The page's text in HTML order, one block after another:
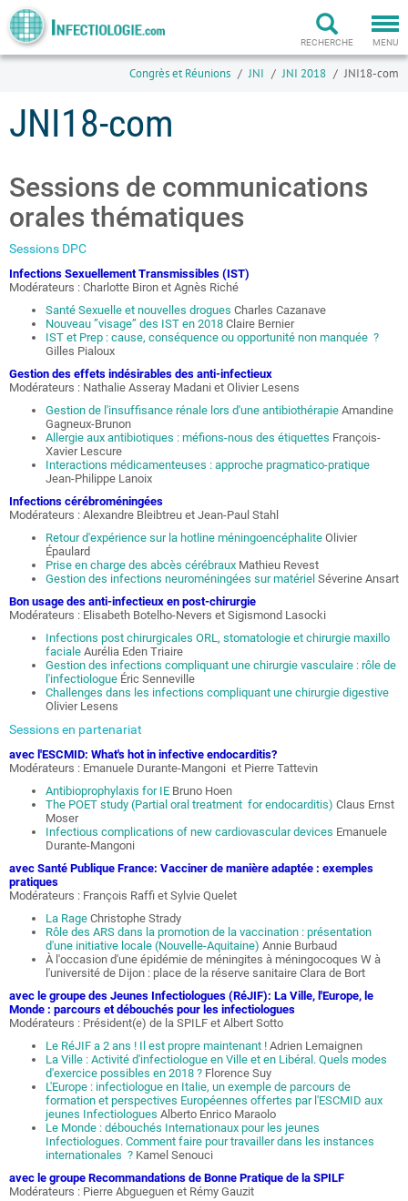
MENU
RECHERCHE
Congrès et Réunions JNI JNI 2018 JNI18-com
JNI18-com
Sessions de communications
orales thématiques
Sessions DPC
Infections Sexuellement Transmissibles (IST)
Modérateurs : Charlotte Biron et Agnès Riché
Santé Sexuelle et nouvelles drogues Charles Cazanave
Nouveau ”visage” des IST en 2018 Claire Bernier
IST et Prep : cause, conséquence ou opportunité non manquée ?
Gilles Pialoux
Gestion des effets indésirables des anti-infectieux
Modérateurs : Nathalie Asseray Madani et Olivier Lesens
Gestion de l'insuffisance rénale lors d'une antibiothérapie Amandine
Gagneux-Brunon
Allergie aux antibiotiques : méfions-nous des étiquettes François-
Xavier Lescure
Interactions médicamenteuses : approche pragmatico-pratique
Jean-Philippe Lanoix
Infections cérébroméningées
Modérateurs : Alexandre Bleibtreu et Jean-Paul Stahl
Retour d'expérience sur la hotline méningoencéphalite Olivier
Épaulard
Prise en charge des abcès cérébraux Mathieu Revest
Gestion des infections neuroméningées sur matériel Séverine Ansart
Bon usage des anti-infectieux en post-chirurgie
Modérateurs : Elisabeth Botelho-Nevers et Sigismond Lasocki
Infections post chirurgicales ORL, stomatologie et chirurgie maxillo
faciale Aurélia Eden Triaire
Gestion des infections compliquant une chirurgie vasculaire : rôle de
l'infectiologue Éric Senneville
Challenges dans les infections compliquant une chirurgie digestive
Olivier Lesens
Sessions en partenariat
avec l'ESCMID: What's hot in infective endocarditis?
Modérateurs : Emanuele Durante-Mangoni et Pierre Tattevin
Antibioprophylaxis for IE Bruno Hoen
The POET study (Partial oral treatment for endocarditis) Claus Ernst
Moser
Infectious complications of new cardiovascular devices Emanuele
Durante-Mangoni
avec Santé Publique France: Vacciner de manière adaptée : exemples
pratiques
Modérateurs : François Raffi et Sylvie Quelet
La Rage Christophe Strady
Rôle des ARS dans la promotion de la vaccination : présentation
d'une initiative locale (Nouvelle-Aquitaine) Annie Burbaud
À l'occasion d'une épidémie de méningites à méningocoques W à
l'université de Dijon : place de la réserve sanitaire Clara de Bort
avec le groupe des Jeunes Infectiologues (RéJIF): La Ville, l'Europe, le
Monde : parcours et débouchés pour les infectiologues
Modérateurs : Président(e) de la SPILF et Albert Sotto
Le RéJIF a 2 ans ! Il est propre maintenant ! Adrien Lemaignen
La Ville : Activité d'infectiologue en Ville et en Libéral. Quels modes
d'exercice possibles en 2018 ? Florence Suy
L'Europe : infectiologue en Italie, un exemple de parcours de
formation et perspectives Européennes offertes par l'ESCMID aux
jeunes Infectiologues Alberto Enrico Maraolo
Le Monde : débouchés Internationaux pour les jeunes
Infectiologues. Comment faire pour travailler dans les instances
internationales ? Kamel Senouci
avec le groupe Recommandations de Bonne Pratique de la SPILF
Modérateurs : Pierre Abgueguen et Rémy Gauzit